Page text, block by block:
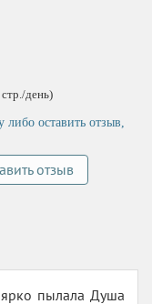
день)
оставить отзыв,
отзыв
пылала Душа